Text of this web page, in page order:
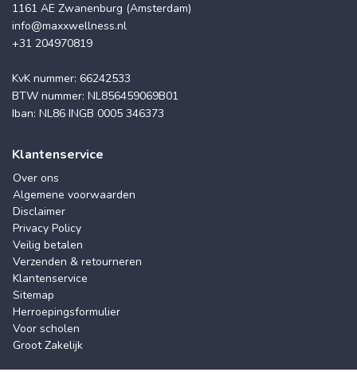
1161 AE Zwanenburg (Amsterdam)
info@maxxwellness.nl
+31 204970819
KvK nummer: 66242533
BTW nummer: NL856459069B01
Iban: NL86 INGB 0005 346373
Klantenservice
Over ons
Algemene voorwaarden
Disclaimer
Privacy Policy
Veilig betalen
Verzenden & retourneren
Klantenservice
Sitemap
Herroepingsformulier
Voor scholen
Groot Zakelijk